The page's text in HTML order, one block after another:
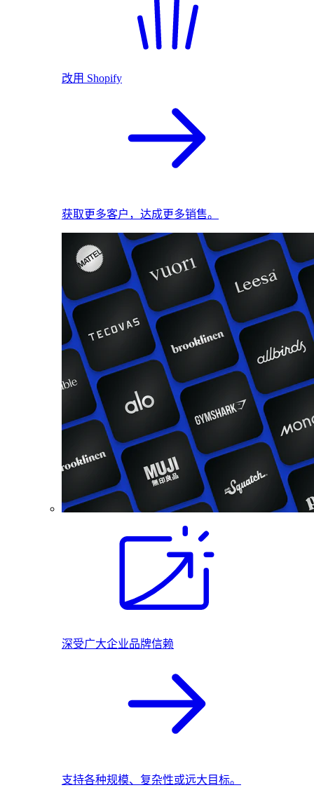
改用 Shopify
获取更多客户，达成更多销售。
深受广大企业品牌信赖
支持各种规模、复杂性或远大目标。